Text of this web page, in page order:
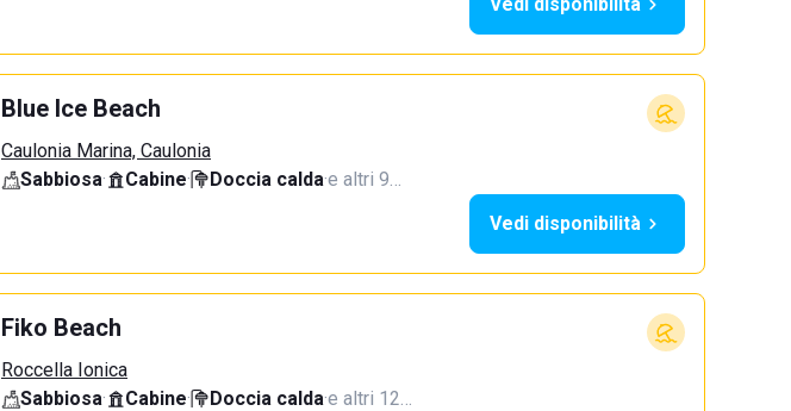
Blue Ice Beach
Caulonia Marina, Caulonia
Sabbiosa· Cabine· Doccia calda·e altri 9…
Vedi disponibilità
Fiko Beach
Roccella Ionica
Sabbiosa· Cabine· Doccia calda·e altri 12…